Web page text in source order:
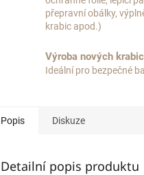
přepravní obálky,
krabic apod.)
Výroba nových
Ideální pro bezpečné
Popis Diskuze
Detailní popis produktu